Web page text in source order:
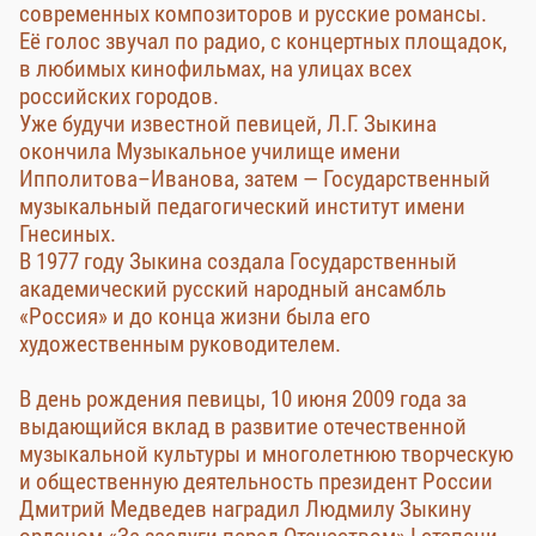
современных композиторов и русские романсы.
Её голос звучал по радио, с концертных площадок,
в любимых кинофильмах, на улицах всех
российских городов.
Уже будучи известной певицей, Л.Г. Зыкина
окончила Музыкальное училище имени
Ипполитова–Иванова, затем — Государственный
музыкальный педагогический институт имени
Гнесиных.
В 1977 году Зыкина создала Государственный
академический русский народный ансамбль
«Россия» и до конца жизни была его
художественным руководителем.
В день рождения певицы, 10 июня 2009 года за
выдающийся вклад в развитие отечественной
музыкальной культуры и многолетнюю творческую
и общественную деятельность президент России
Дмитрий Медведев наградил Людмилу Зыкину